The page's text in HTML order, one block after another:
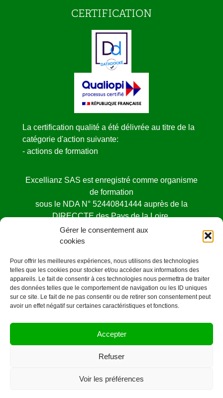
Gérer le consentement aux
cookies
Pour offrir les meilleures expériences, nous utilisons des technologies
telles que les cookies pour stocker et/ou accéder aux informations des
appareils. Le fait de consentir à ces technologies nous permettra de traiter
des données telles que le comportement de navigation ou les ID uniques
sur ce site. Le fait de ne pas consentir ou de retirer son consentement peut
avoir un effet négatif sur certaines caractéristiques et fonctions.
Accepter
Refuser
Voir les préférences
CERTIFICATION
La certification qualité a été délivrée au titre de la
catégorie d'action suivante:
- actions de formation
Excellianz SAS est enregistré comme organisme
de formation
sous le NDA N° 52440841444 auprès de la
DIRECCTE des Pays de la Loire.
Cet enregistrement ne vaut pas agrément de l’état
Mentions légales
©OrangeCarre.fr -2020
CONTACT
44000 Nantes